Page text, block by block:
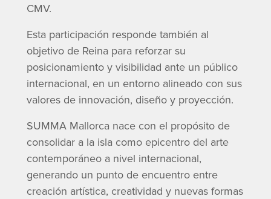
CMV.
Esta participación responde también al
objetivo de Reina para reforzar su
posicionamiento y visibilidad ante un público
internacional, en un entorno alineado con sus
valores de innovación, diseño y proyección.
SUMMA Mallorca nace con el propósito de
consolidar a la isla como epicentro del arte
contemporáneo a nivel internacional,
generando un punto de encuentro entre
creación artística, creatividad y nuevas formas